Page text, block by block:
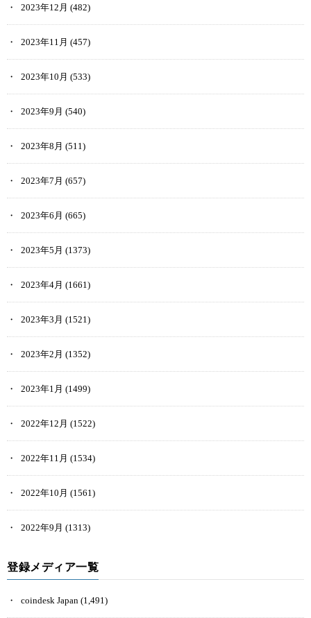
2023年12月 (482)
2023年11月 (457)
2023年10月 (533)
2023年9月 (540)
2023年8月 (511)
2023年7月 (657)
2023年6月 (665)
2023年5月 (1373)
2023年4月 (1661)
2023年3月 (1521)
2023年2月 (1352)
2023年1月 (1499)
2022年12月 (1522)
2022年11月 (1534)
2022年10月 (1561)
2022年9月 (1313)
登録メディア一覧
coindesk Japan (1,491)